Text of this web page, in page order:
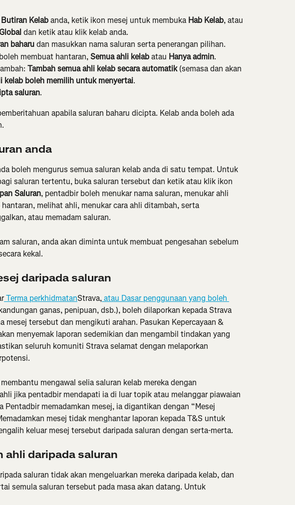
Kelab anda, ketik ikon mesej untuk membuka Hab Kelab, atau
dan ketik atau klik kelab anda.
baharu dan masukkan nama saluran serta penerangan pilihan.
membuat hantaran, Semua ahli kelab atau Hanya admin.
Tambah semua ahli kelab secara automatik (semasa dan akan
kelab boleh memilih untuk menyertai.
saluran.
apabila saluran baharu dicipta. Kelab anda boleh ada
anda
boleh mengurus semua saluran kelab anda di satu tempat. Untuk
saluran tertentu, buka saluran tersebut dan ketik atau klik ikon
Saluran, pentadbir boleh menukar nama saluran, menukar ahli
melihat ahli, menukar cara ahli ditambah, serta
atau memadam saluran.
saluran, anda akan diminta untuk membuat pengesahan sebelum
kekal.
daripada saluran
Terma perkhidmatanStrava, atau Dasar penggunaan yang boleh
ganas, penipuan, dsb.), boleh dilaporkan kepada Strava
mesej tersebut dan mengikuti arahan. Pasukan Kepercayaan &
menyemak laporan sedemikian dan mengambil tindakan yang
seluruh komuniti Strava selamat dengan melaporkan
mengawal selia saluran kelab mereka dengan
jika pentadbir mendapati ia di luar topik atau melanggar piawaian
Pentadbir memadamkan mesej, ia digantikan dengan “Mesej
mesej tidak menghantar laporan kepada T&S untuk
keluar mesej tersebut daripada saluran dengan serta-merta.
ahli daripada saluran
saluran tidak akan mengeluarkan mereka daripada kelab, dan
semula saluran tersebut pada masa akan datang. Untuk